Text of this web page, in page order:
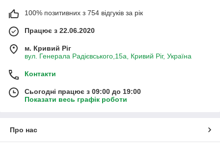
100% позитивних з 754 відгуків за рік
Працює з 22.06.2020
м. Кривий Ріг
вул. Генерала Радієвського,15а, Кривий Ріг, Україна
Контакти
Сьогодні працює з 09:00 до 19:00
Показати весь графік роботи
Про нас